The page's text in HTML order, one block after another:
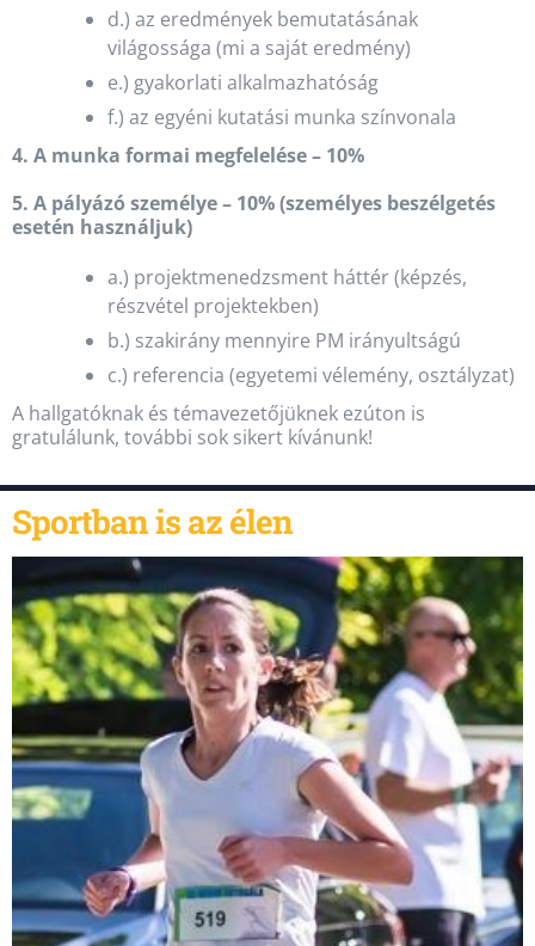
d.) az eredmények bemutatásának
világossága (mi a saját eredmény)
e.) gyakorlati alkalmazhatóság
f.) az egyéni kutatási munka színvonala
4. A munka formai megfelelése – 10%
5. A pályázó személye – 10% (személyes beszélgetés
esetén használjuk)
a.) projektmenedzsment háttér (képzés,
részvétel projektekben)
b.) szakirány mennyire PM irányultságú
c.) referencia (egyetemi vélemény, osztályzat)
A hallgatóknak és témavezetőjüknek ezúton is
gratulálunk, további sok sikert kívánunk!
Sportban is az élen